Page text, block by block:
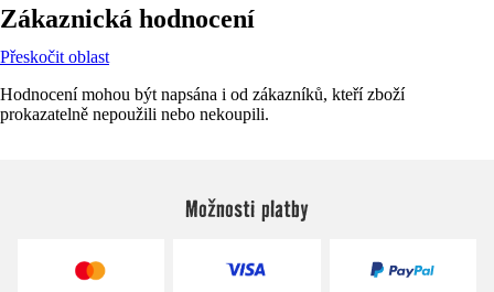
Zákaznická hodnocení
Přeskočit oblast
Hodnocení mohou být napsána i od zákazníků, kteří zboží
prokazatelně nepoužili nebo nekoupili.
Možnosti platby